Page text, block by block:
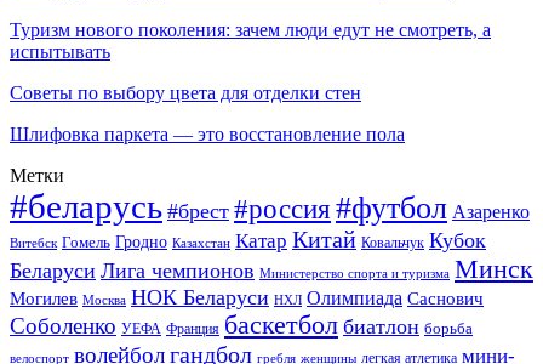
Туризм нового поколения: зачем люди едут не смотреть, а
испытывать
Советы по выбору цвета для отделки стен
Шлифовка паркета — это восстановление пола
Метки
#беларусь #брест #россия#футбол Азаренко
Витебск Гомель Гродно Казахстан Катар Китай Ковальчук Кубок
Беларуси Лига чемпионов Министерство спорта и туризма Минск
Могилев Москва НОК Беларуси НХЛ Олимпиада Саснович
Соболенко УЕФА Франция баскетбол биатлон борьба
велоспорт волейболгандбол гребля женщины легкая атлетика мини-